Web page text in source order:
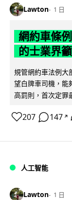
Lawton 1 日
網約車條
的士業界
規管網約車法例大
望白牌車司機，能
高罰則，首次定罪
207 147 ↗
人工智能
Lawton 1 日